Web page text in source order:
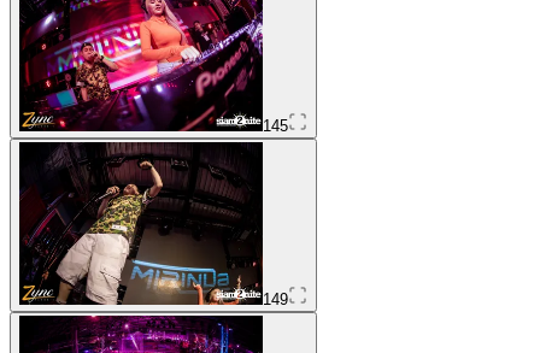
145
149